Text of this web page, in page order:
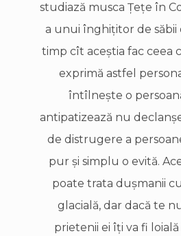
studiază musca Ţeţe în
a unui înghiţitor de săbii
timp cît aceştia fac ceea
exprimă astfel
întîlneşte o
antipatizează nu
de distrugere a
pur şi simplu o evită.
poate trata duşmanii
glacială, dar dacă te
prietenii ei îţi va fi